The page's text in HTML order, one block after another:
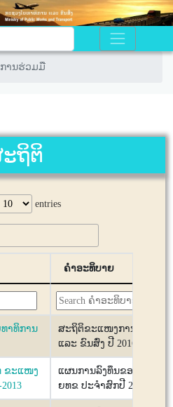
ານຮ່ວມມື
ານຮ່ວມມື
ຖິຕິ
entries
ຄຳອະທິບາຍ
າທິການ
ສະຖິຕິຂະແໜງການ ໂຍທາທິ
ແລະ ຂົນສົ່ງ ປີ 2016
ຂະແໜງ
ແຜນການລົງທຶນຂອງລັດ ຂະ
ຍທຂ ປະຈຳສົກປີ 2012-2013